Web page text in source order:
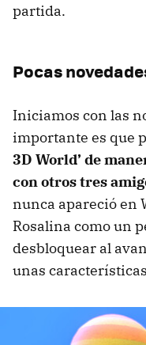
partida.
Pocas
Iniciamos con las
importante es que
3D World’ de
con otros tres
nunca apareció en
Rosalina como un
desbloquear al
unas